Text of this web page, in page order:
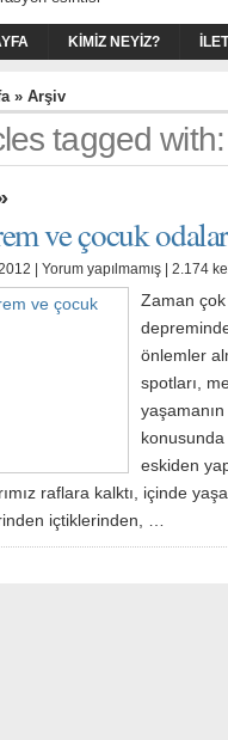
KIMIZ NEYIZ?
» Arşiv
tagged
ve çocuk
| Yorum yapılmamış | 2.174
Zaman çok
önlemler
spotları,
eskiden
raflara kalktı, içinde
içtiklerinden, …